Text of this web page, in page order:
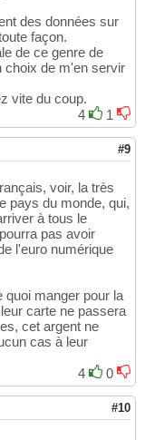
des données sur
façon.
de ce genre de
choix de m'en servir
vite du coup.
4
1
#9
voir, la très
pays du monde, qui,
à tous le
pas avoir
l'euro numérique
quoi manger pour la
carte ne passera
cet argent ne
cas à leur
4
0
#10